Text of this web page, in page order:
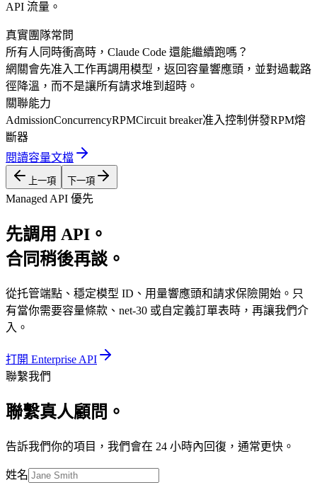
API 流量。
真實團隊常問
所有人同時衝高時，Claude Code 還能繼續跑嗎？
網關會先准入工作再調用模型，返回容量響應頭，並對過載路
徑降溫，而不是讓所有請求堆到超時。
關聯能力
AdmissionConcurrencyRPMCircuit breaker准入控制 併發RPM熔
斷器
閱讀容量文檔
上一項 下一項
Managed API 優先
先調用 API。
合同稍後再談。
從托管端點、穩定模型 ID、用量響應頭和請求保險開始。只
有當你需要容量條款、net-30 或自定義訂單表時，再讓我們介
入。
打開 Enterprise API
聯繫我們
聯繫真人顧問。
告訴我們你的項目，我們會在 24 小時內回復，通常更快。
姓名